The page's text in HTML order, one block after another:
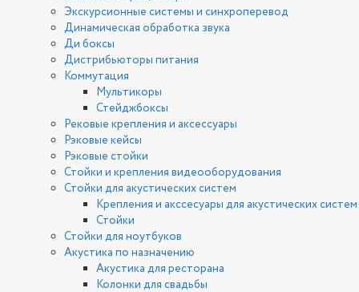
Экскурсионные системы и синхроперевод
Динамическая обработка звука
Ди боксы
Дистрибьюторы питания
Коммутация
Мультикоры
Стейджбоксы
Рековые крепления и аксессуары
Рэковые кейсы
Рэковые стойки
Стойки и крепления видеооборудования
Стойки для акустических систем
Крепления и акссесуары для акустических систем
Стойки
Стойки для ноутбуков
Акустика по назначению
Акустика для ресторана
Колонки для свадьбы